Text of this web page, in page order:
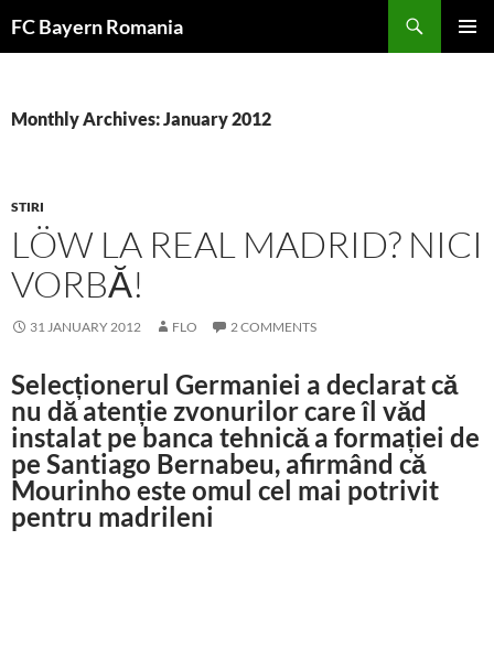
toFC Bayern Romania
Monthly Archives: January 2012
STIRI
LÖW LA REAL MADRID? NICI
VORBĂ!
31 JANUARY 2012 FLO 2 COMMENTS
Selecționerul Germaniei a declarat că
nu dă atenție zvonurilor care îl văd
instalat pe banca tehnică a formației de
pe Santiago Bernabeu, afirmând că
Mourinho este omul cel mai potrivit
pentru madrileni